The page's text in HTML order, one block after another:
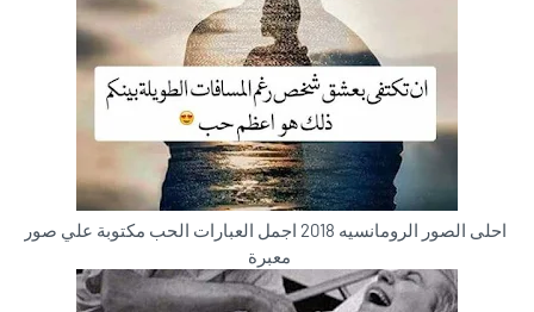
احلى الصور الرومانسيه 2018 اجمل العبارات الحب مكتوبة علي صور
معبرة